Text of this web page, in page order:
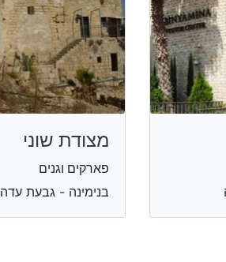
מצודת שוני
פארקים וגנים
בנימינה - גבעת עדה